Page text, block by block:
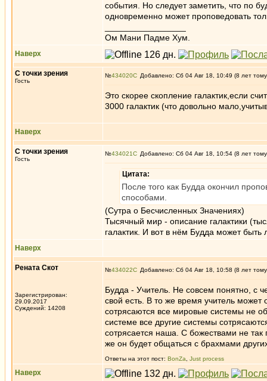
события. Но следует заметить, что по
одновременно может проповедовать
Ом Мани Падме Хум.
Наверх
С точки зрения
Гость
№434020 Добавлено: Сб 04 Авг 18, 10:49 (8 лет
Это скорее скопление галактик,если
3000 галактик (что довольно
Наверх
С точки зрения
Гость
№434021 Добавлено: Сб 04 Авг 18, 10:54 (8 лет
Цитата:
После того как Будда окончил
способами.
(Сутра о Бесчисленных Значениях)
Тысячный мир - описание галактики
галактик. И вот в нём Будда может
Наверх
Рената Скот
Зарегистрирован:
29.09.2017
Суждений: 14208
№434022 Добавлено: Сб 04 Авг 18, 10:58 (8 лет
Будда - Учитель. Не совсем понятно, с
свой есть. В то же время учитель
сотрясаются все мировые системы не
системе все другие системы
сотрясается наша. С божествами не
же он будет общаться с брахмами
Ответы на этот пост: BonZa Just process
Наверх